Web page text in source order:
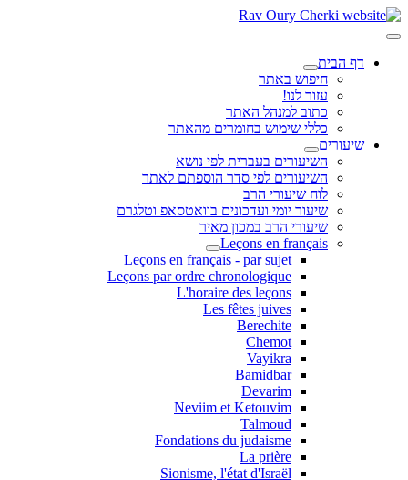
דף הבית
חיפוש באתר
עזור לנו!
כתוב למנהל האתר
כללי שימוש בחומרים מהאתר
שיעורים
השיעורים בעברית לפי נושא
השיעורים לפי סדר הוספתם לאתר
לוח שיעורי הרב
שיעור יומי ועדכונים בוואטסאפ וטלגרם
שיעורי הרב במכון מאיר
Leçons en français
Leçons en français - par sujet
Leçons par ordre chronologique
L'horaire des leçons
Les fêtes juives
Berechite
Chemot
Vayikra
Bamidbar
Devarim
Neviim et Ketouvim
Talmoud
Fondations du judaisme
La prière
Sionisme, l'état d'Israël